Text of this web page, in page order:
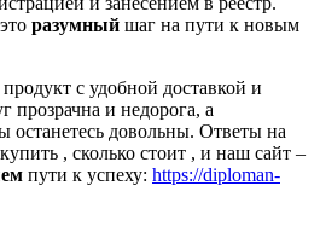
разумный шаг на пути к новым
с удобной доставкой и
прозрачна и недорога, а
останетесь довольны. Ответы на
, сколько стоит , и наш сайт –
пути к успеху: https://diploman-